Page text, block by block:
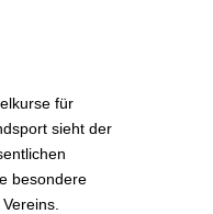
für
sieht der
besondere